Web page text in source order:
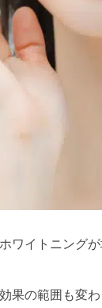
ワイトニング
果の範囲も変わ